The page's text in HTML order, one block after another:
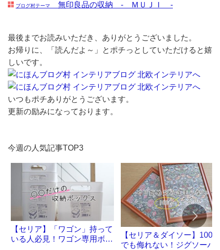
ブログ村テーマ 無印良品の収納 - ＭＵＪＩ -
最後までお読みいただき、ありがとうございました。
お帰りに、「読んだよ～」とポチっとしていただけると嬉
しいです。
いつもポチありがとうございます。
更新の励みになっております。
今週の人気記事TOP3
【セリア】「ワゴン」持って
いる人必見！ワゴン専用ボッ
【セリア＆ダイソー】100円
でも侮れない！ジグソーパ